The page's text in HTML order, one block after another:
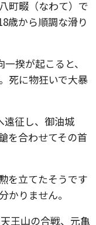
町畷（なわて）で
歳から順調な滑り
揆が起こると、
死に物狂いで大暴
遠征し、御油城
を合わせてその首
を立てたそうです
りません。
王山の合戦、元亀